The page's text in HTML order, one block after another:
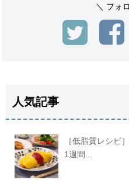
＼ フォ
人気記事
［低脂質レシピ
1週間...